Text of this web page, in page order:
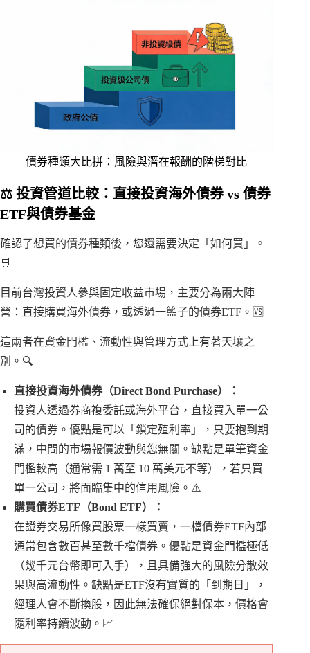
債券種類大比拼：風險與潛在報酬的階梯對比
⚖️ 投資管道比較：直接投資海外債券 vs 債券
ETF與債券基金
確認了想買的債券種類後，您還需要決定「如何買」。
🛒
目前台灣投資人參與固定收益市場，主要分為兩大陣
營：直接購買海外債券，或透過一籃子的債券ETF。🆚
這兩者在資金門檻、流動性與管理方式上有著天壤之
別。🔍
直接投資海外債券（Direct Bond Purchase）：
投資人透過券商複委託或海外平台，直接買入單一公
司的債券。優點是可以「鎖定殖利率」，只要抱到期
滿，中間的市場報價波動與您無關。缺點是單筆資金
門檻較高（通常需 1 萬至 10 萬美元不等），若只買
單一公司，將面臨集中的信用風險。⚠️
購買債券ETF（Bond ETF）：
在證券交易所像買股票一樣買賣，一檔債券ETF內部
通常包含數百甚至數千檔債券。優點是資金門檻極低
（幾千元台幣即可入手），且具備強大的風險分散效
果與高流動性。缺點是ETF沒有實質的「到期日」，
經理人會不斷換股，因此無法確保絕對保本，價格會
隨利率持續波動。📈